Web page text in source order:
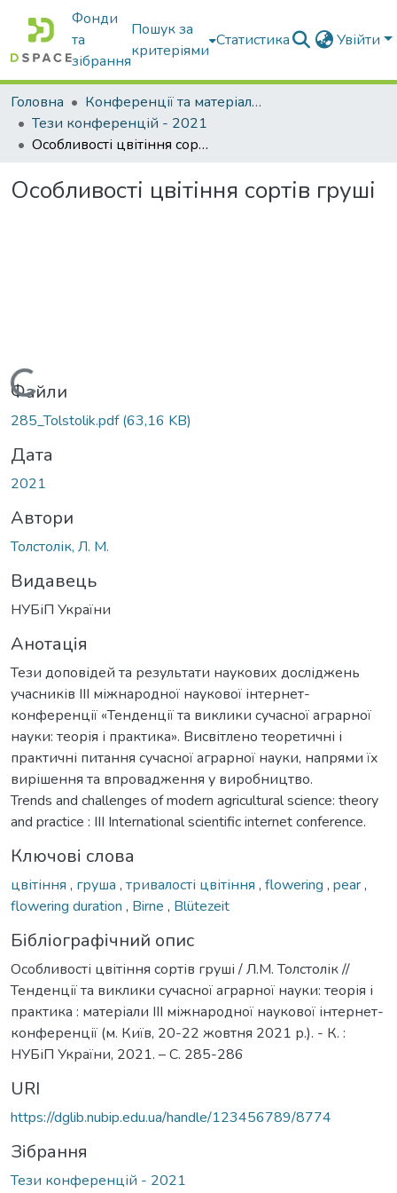
Фонди
та
зібрання
Пошук за
критеріями
Статистика Увійти
Головна
Конференції та матеріали конференцій
Тези конференцій - 2021
Особливості цвітіння сортів груші
Особливості цвітіння сортів груші
Вантажиться...
Файли
285_Tolstolik.pdf(63,16 KB)
Дата
2021
Автори
Толстолік, Л. М.
Видавець
НУБіП України
Анотація
Тези доповідей та результати наукових досліджень
учасників IIІ міжнародної наукової інтернет-
конференції «Тенденції та виклики сучасної аграрної
науки: теорія і практика». Висвітлено теоретичні і
практичні питання сучасної аграрної науки, напрями їх
вирішення та впровадження у виробництво.
Trends and challenges of modern agricultural science: theory
and practice : III International scientific internet conference.
Ключові слова
цвітіння , груша , тривалості цвітіння , flowering , pear,
flowering duration , Birne , Blütezeit
Бібліографічний опис
Особливості цвітіння сортів груші / Л.М. Толстолік //
Тенденції та виклики сучасної аграрної науки: теорія і
практика : матеріали IIІ міжнародної наукової інтернет-
конференції (м. Київ, 20-22 жовтня 2021 р.). - К. :
НУБіП України, 2021. – С. 285-286
URI
https://dglib.nubip.edu.ua/handle/123456789/8774
Зібрання
Тези конференцій - 2021